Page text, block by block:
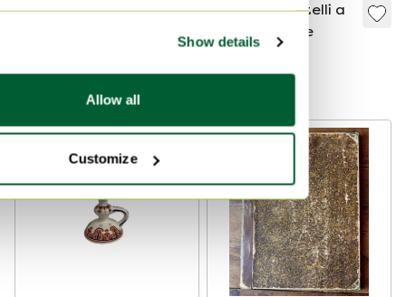
Show details
Allow all
Customize
Soupière
rinascimentale
10 poggia-coltelli a
forma di pesce
Offerta da60 €